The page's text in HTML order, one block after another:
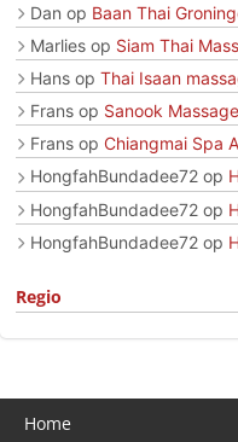
Dan op Baan Thai
Marlies op Siam Thai
Hans op Thai Isaan
Frans op Sanook Massage
Frans op Chiangmai Spa
HongfahBundadee72 op
HongfahBundadee72 op
HongfahBundadee72 op
Regio
Home